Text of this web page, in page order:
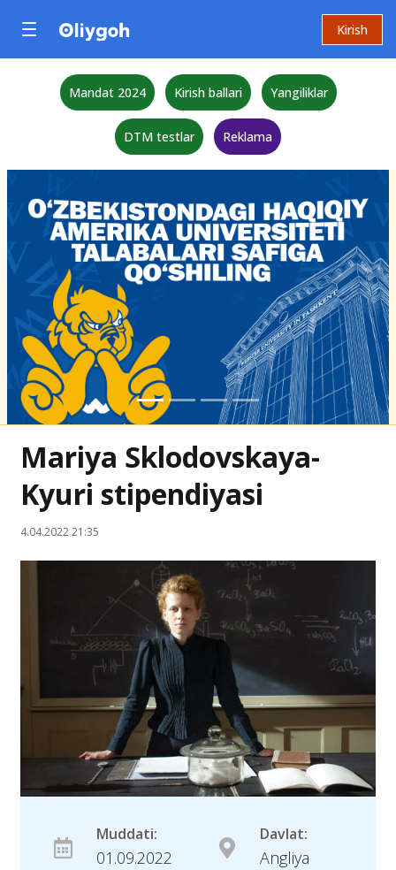
Kirish
Mandat 2024 Kirish ballari Yangiliklar
DTM testlar Reklama
Mariya Sklodovskaya-
Kyuri stipendiyasi
4.04.2022 21:35
Muddati:
01.09.2022
Davlat:
Angliya